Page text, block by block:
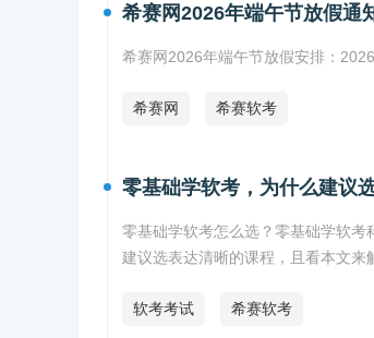
希赛网2026年端午节放假通
希赛网2026年端午节放假安排：
希赛网 希赛软考
零基础学软考，为什么建议
零基础学软考怎么选？零基础学软
建议选表达清晰的课程，且看本文来
软考考试 希赛软考